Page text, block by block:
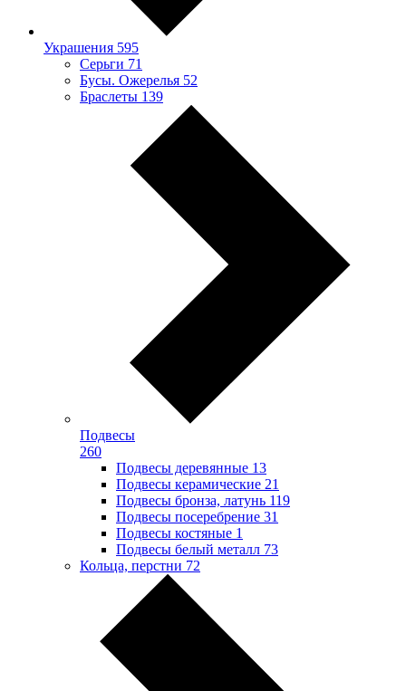
Украшения 595
Серьги 71
Бусы. Ожерелья 52
Браслеты 139
Подвесы
260
Подвесы деревянные 13
Подвесы керамические 21
Подвесы бронза, латунь 119
Подвесы посеребрение 31
Подвесы костяные 1
Подвесы белый металл 73
Кольца, перстни 72